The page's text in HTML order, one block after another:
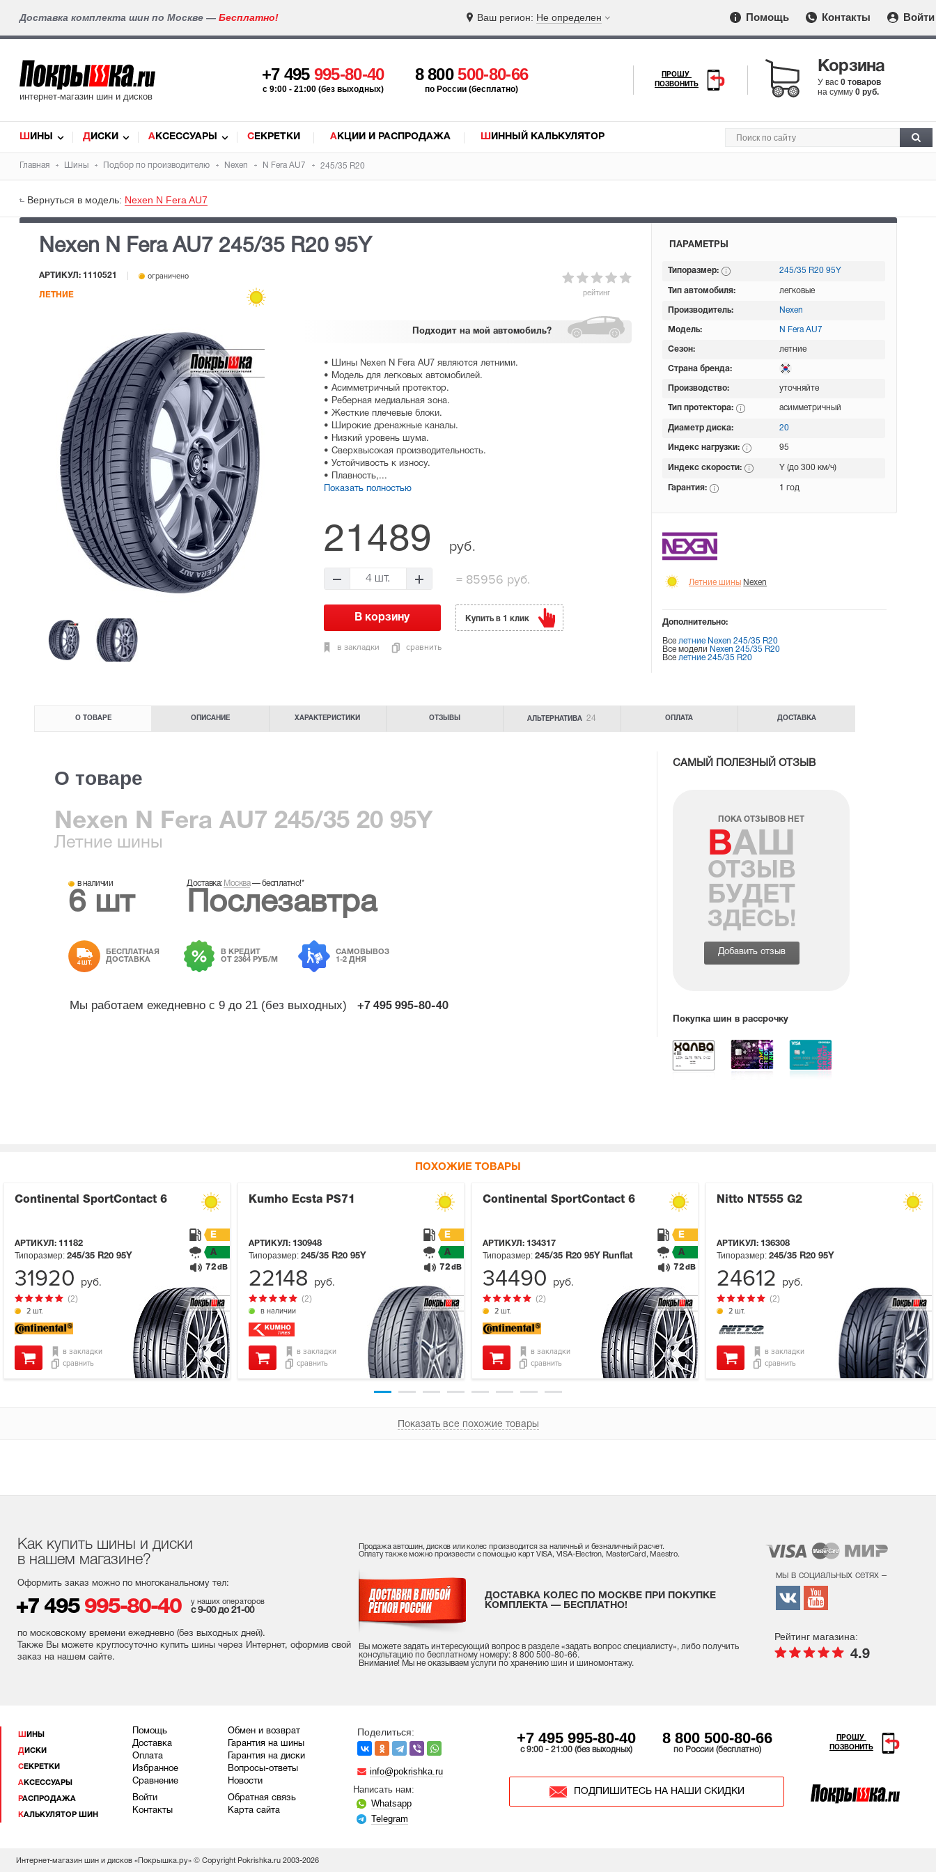
Доставка комплекта шин по Москве — Бесплатно! Ваш регион: Не определен Помощь Контакты Войти
интернет-магазин шин и дисков
+7 495 995-80-40
c 9:00 - 21:00 (без выходных)
8 800500-80-66
по России (бесплатно)
ПРОШУ
ПОЗВОНИТЬ
Корзина
У вас 0 товаров
на сумму 0 руб.
ШИНЫ ДИСКИ АКСЕССУАРЫ СЕКРЕТКИ АКЦИИ И РАСПРОДАЖА ШИННЫЙ КАЛЬКУЛЯТОР
Главная Шины Подбор по производителю Nexen N Fera AU7 245/35 R20
Вернуться в модель: Nexen N Fera AU7
Nexen N Fera AU7 245/35 R20 95Y
рейтинг
АРТИКУЛ: 1110521 ограничено
ЛЕТНИЕ
Подходит на мой автомобиль?
• Шины Nexen N Fera AU7 являются летними.
• Модель для легковых автомобилей.
• Асимметричный протектор.
• Реберная медиальная зона.
• Жесткие плечевые блоки.
• Широкие дренажные каналы.
• Низкий уровень шума.
• Сверхвысокая производительность.
• Устойчивость к износу.
• Плавность,...
Показать полностью
21489 руб.
4 шт. =85956 руб.
в закладки сравнить
Купить в 1 клик
ПАРАМЕТРЫ
Типоразмер: 245/35 R20 95Y
Тип автомобиля: легковые
Производитель: Nexen
Модель: N Fera AU7
Сезон: летние
Страна бренда:
Производство: уточняйте
Тип протектора: асимметричный
Диаметр диска: 20
Индекс нагрузки: 95
Индекс скорости: Y (до 300 км/ч)
Гарантия: 1 год
Летние шины Nexen
Дополнительно:
Все летние Nexen 245/35 R20
Все модели Nexen 245/35 R20
Все летние 245/35 R20
О ТОВАРЕ ОПИСАНИЕ ХАРАКТЕРИСТИКИ ОТЗЫВЫ АЛЬТЕРНАТИВА 24 ОПЛАТА ДОСТАВКА
О товаре
Nexen N Fera AU7 245/35 20 95Y
Летние шины
в наличии
6 шт
Доставка: Москва—бесплатно!*
Послезавтра
4 ШТ.
БЕСПЛАТНАЯ
ДОСТАВКА
В КРЕДИТ
ОТ 2364 РУБ/М
САМОВЫВОЗ
1-2 ДНЯ
Мы работаем ежедневно с 9 до 21 (без выходных) +7 495 995-80-40
САМЫЙ ПОЛЕЗНЫЙ ОТЗЫВ
ПОКА ОТЗЫВОВ НЕТ
ВАШ
ОТЗЫВ
БУДЕТ
ЗДЕСЬ!
Добавить отзыв
Покупка шин в рассрочку
ПОХОЖИЕ ТОВАРЫ
Continental SportContact 6
АРТИКУЛ: 11182
2 шт.
(2)
Типоразмер: 245/35 R20 95Y
E
A
72 dB
в закладки
сравнить
31920 руб.
Kumho Ecsta PS71
АРТИКУЛ: 130948
в наличии
(2)
Типоразмер: 245/35 R20 95Y
E
A
72 dB
в закладки
сравнить
22148 руб.
Continental SportContact 6
АРТИКУЛ: 134317
2 шт.
(2)
Типоразмер: 245/35 R20 95Y Runflat
E
A
72 dB
в закладки
сравнить
34490 руб.
Nitto NT555 G2
АРТИКУЛ: 136308
2 шт.
(2)
Типоразмер: 245/35 R20 95Y
в закладки
сравнить
24612 руб.
Показать все похожие товары
Как купить шины и диски
в нашем магазине?
Оформить заказ можно по многоканальному тел:
+7 495 995-80-40 у наших операторов
с 9-00 до 21-00
по московскому времени ежедневно (без выходных дней).
Также Вы можете круглосуточно купить шины через Интернет, оформив свой
заказ на нашем сайте.
Продажа автошин, дисков или колес производится за наличный и безналичный расчет.
Оплату также можно произвести с помощью карт VISA, VISA-Electron, MasterCard, Maestro.
ДОСТАВКА КОЛЕС ПО МОСКВЕ ПРИ ПОКУПКЕ
КОМПЛЕКТА — БЕСПЛАТНО!
Вы можете задать интересующий вопрос в разделе «задать вопрос специалисту», либо получить
консультацию по бесплатному номеру: 8 800 500-80-66.
Внимание! Мы не оказываем услуги по хранению шин и шиномонтажу.
мы в социальных сетях –
Рейтинг магазина:
4.9
ШИНЫ
ДИСКИ
СЕКРЕТКИ
АКСЕССУАРЫ
РАСПРОДАЖА
КАЛЬКУЛЯТОР ШИН
Помощь
Доставка
Оплата
Избранное
Сравнение
Войти
Контакты
Обмен и возврат
Гарантия на шины
Гарантия на диски
Вопросы-ответы
Новости
Обратная связь
Карта сайта
Поделиться:
info@pokrishka.ru
Написать нам:
Whatsapp
Telegram
+7 495 995-80-40
c 9:00 - 21:00 (без выходных)
8 800 500-80-66
по России (бесплатно)
ПОДПИШИТЕСЬ НА НАШИ СКИДКИ
ПРОШУ
ПОЗВОНИТЬ
Интернет-магазин шин и дисков «Покрышка.ру» © Copyright Pokrishka.ru 2003-2026